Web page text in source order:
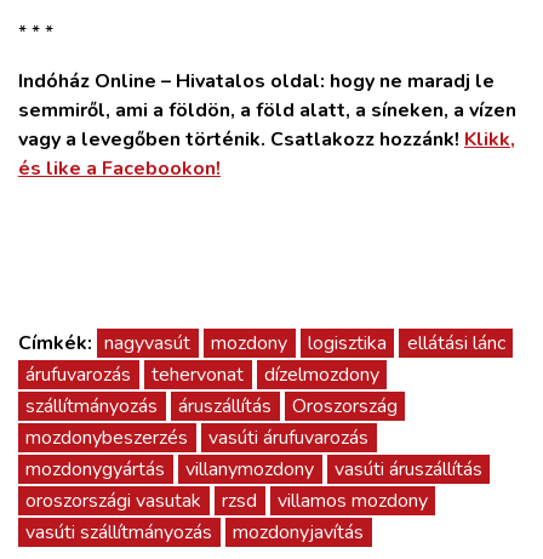
* * *
Indóház Online – Hivatalos oldal: hogy ne maradj le
semmiről, ami a földön, a föld alatt, a síneken, a vízen
vagy a levegőben történik. Csatlakozz hozzánk! Klikk,
és like a Facebookon!
Címkék: nagyvasút mozdony logisztika
ellátási lánc
árufuvarozás
tehervonat
dízelmozdony
szállítmányozás
áruszállítás
Oroszország
mozdonybeszerzés
vasúti árufuvarozás
mozdonygyártás
villanymozdony
vasúti áruszállítás
oroszországi vasutak
rzsd
villamos mozdony
vasúti szállítmányozás
mozdonyjavítás